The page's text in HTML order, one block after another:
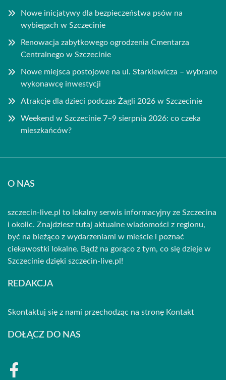
Nowe inicjatywy dla bezpieczeństwa psów na
wybiegach w Szczecinie
Renowacja zabytkowego ogrodzenia Cmentarza
Centralnego w Szczecinie
Nowe miejsca postojowe na ul. Starkiewicza – wybrano
wykonawcę inwestycji
Atrakcje dla dzieci podczas Żagli 2026 w Szczecinie
Weekend w Szczecinie 7–9 sierpnia 2026: co czeka
mieszkańców?
O NAS
szczecin-live.pl to lokalny serwis informacyjny ze Szczecina
i okolic. Znajdziesz tutaj aktualne wiadomości z regionu,
być na bieżąco z wydarzeniami w mieście i poznać
ciekawostki lokalne. Bądź na gorąco z tym, co się dzieje w
Szczecinie dzięki szczecin-live.pl!
REDAKCJA
Skontaktuj się z nami przechodząc na stronę Kontakt
DOŁĄCZ DO NAS